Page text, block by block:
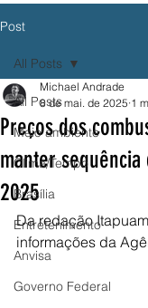
Post
All Posts
Meio ambiente
Clima/Tempo
Brasília
Entretenimento
Anvisa
Governo Federal
All Posts
Preços dos
manter
2025
Michael Andrade
8 de mai. de 2025 1
Da redação
informações da